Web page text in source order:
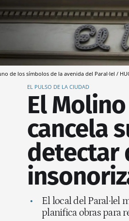
de los símbolos de la avenida del Paral·lel /
EL PULSO DE LA CIUDAD
El
cancela
detectar
El local del Paral·lel
planifica obras para